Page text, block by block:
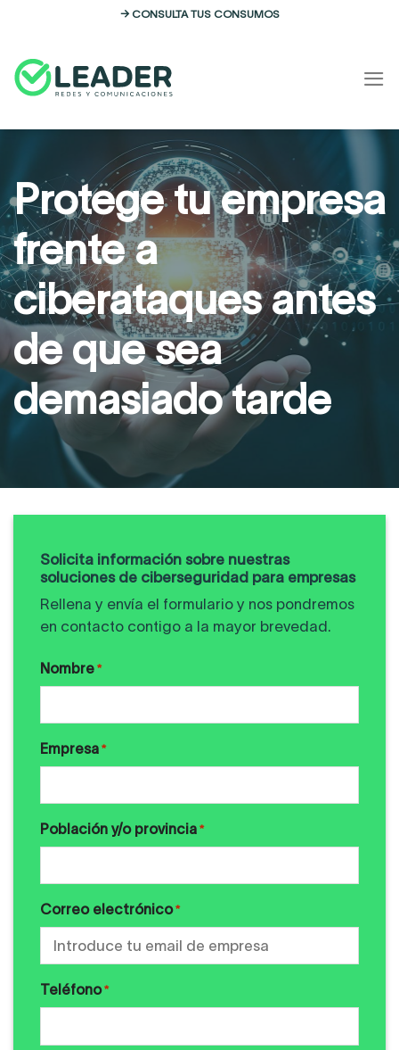
content
→ CONSULTA TUS CONSUMOS
Protege tu empresa
frente a
ciberataques antes
de que sea
demasiado tarde
Solicita información sobre nuestras
soluciones de ciberseguridad para empresas
Rellena y envía el formulario y nos pondremos
en contacto contigo a la mayor brevedad.
Nombre *
Empresa *
Población y/o provincia *
Correo electrónico *
Teléfono *